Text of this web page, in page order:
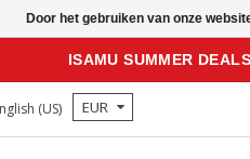
ISAMU SUMMER DEALS
(US) EUR
Door het gebruiken van onze